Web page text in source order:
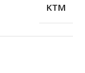
KTM